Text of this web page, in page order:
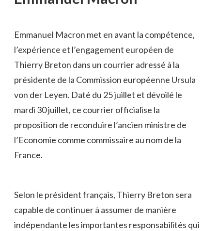
Emmanuel Macron met en avant la compétence,
l’expérience et l’engagement européen de
Thierry Breton dans un courrier adressé à la
présidente de la Commission européenne Ursula
von der Leyen. Daté du 25 juillet et dévoilé le
mardi 30 juillet, ce courrier officialise la
proposition de reconduire l’ancien ministre de
l’Economie comme commissaire au nom de la
France.
Selon le président français, Thierry Breton sera
capable de continuer à assumer de manière
indépendante les importantes responsabilités qui